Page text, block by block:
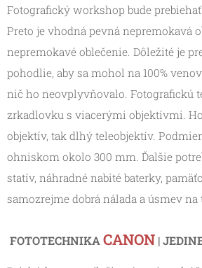
Fotografický workshop bude
Preto je vhodná pevná nepremokavá
nepremokavé oblečenie. Dôležité je
pohodlie, aby sa mohol na 100%
nič ho neovplyvňovalo. Fotografickú
zrkadlovku s viacerými objektívmi.
objektív, tak dlhý teleobjektív.
ohniskom okolo 300 mm. Ďalšie
statív, náhradné nabité baterky,
samozrejme dobrá nálada a úsmev na
FOTOTECHNIKACANON |